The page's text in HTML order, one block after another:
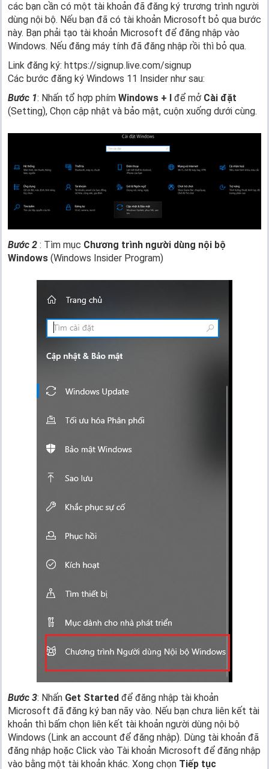
các bạn cần có một tài khoản đã đăng ký trương trình người
dùng nội bộ. Nếu bạn đã có tài khoản Microsoft bỏ qua bước
này. Bạn phải tạo tài khoản Microsoft để đăng nhập vào
Windows. Nếu đăng máy tính đã đăng nhập rồi thì bỏ qua.
Link đăng ký: https://signup.live.com/signup
Các bước đăng ký Windows 11 Insider như sau:
Bước 1: Nhấn tổ hợp phím Windows + I để mở Cài đặt
(Setting), Chọn cập nhật và bảo mật, cuộn xuống dưới cùng.
Bước 2 : Tìm mục Chương trình người dùng nội bộ
Windows (Windows Insider Program)
Bước 3: Nhấn Get Started để đăng nhập tài khoản
Microsoft đã đăng ký ban nãy vào. Nếu bạn chưa liên kết tài
khoản thì bấm chọn liên kết tài khoản người dùng nội bộ
Windows (Link an account để đăng nhập). Dùng tài khoản đã
đăng nhập hoặc Click vào Tài khoản Microsoft để đăng nhập
vào bằng một tài khoản khác. Xong chọn Tiếp tục